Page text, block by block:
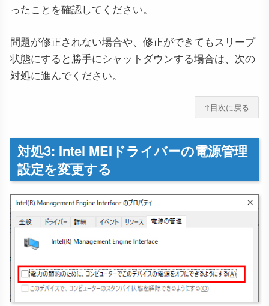
ったことを確認してください。
問題が修正されない場合や、修正ができてもスリープ
状態にすると勝手にシャットダウンする場合は、次の
対処に進んでください。
↑目次に戻る
対処3: Intel MEIドライバーの電源管理
設定を変更する